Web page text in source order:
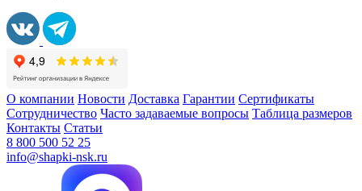
О компании Новости Доставка Гарантии Сертификаты
Сотрудничество Часто задаваемые вопросы Таблица размеров
Контакты Статьи
8 800 500 52 25
info@shapki-nsk.ru